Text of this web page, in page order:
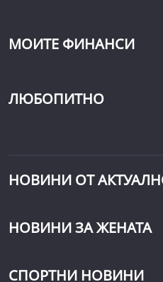
МОИТЕ ФИНАНСИ
ЛЮБОПИТНО
НОВИНИ ОТ
НОВИНИ ЗА ЖЕНАТА
СПОРТНИ НОВИНИ